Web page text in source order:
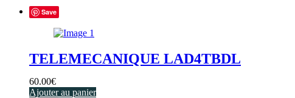
Save
TELEMECANIQUE LAD4TBDL
60.00€
Ajouter au panier